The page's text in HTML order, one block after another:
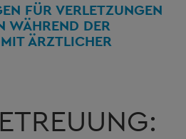
FÜR VERLETZUNGEN
WÄHREND DER
ÄRZTLICHER